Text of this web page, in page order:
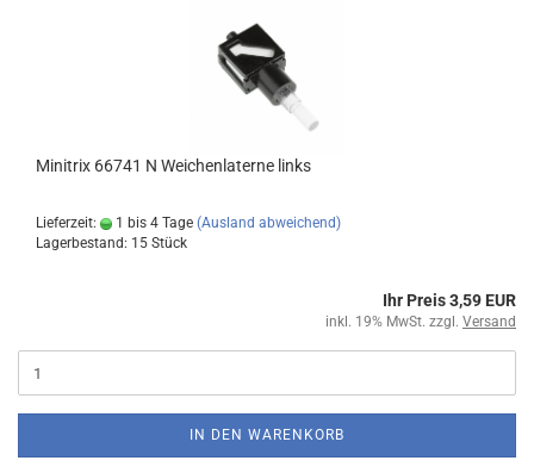
Minitrix 66741 N Weichenlaterne links
Lieferzeit: 1 bis 4 Tage (Ausland abweichend)
Lagerbestand: 15 Stück
Ihr Preis 3,59 EUR
inkl. 19% MwSt. zzgl. Versand
IN DEN WARENKORB